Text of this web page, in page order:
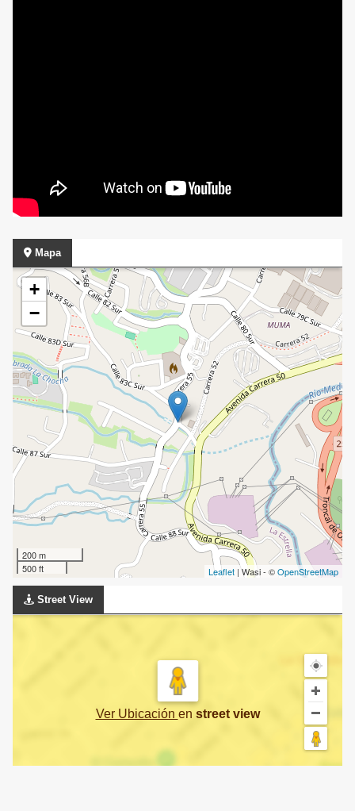
Mapa
+
−
200 m
500 ft
Leaflet | Wasi - ©OpenStreetMap
Street View
Ver Ubicación en street view